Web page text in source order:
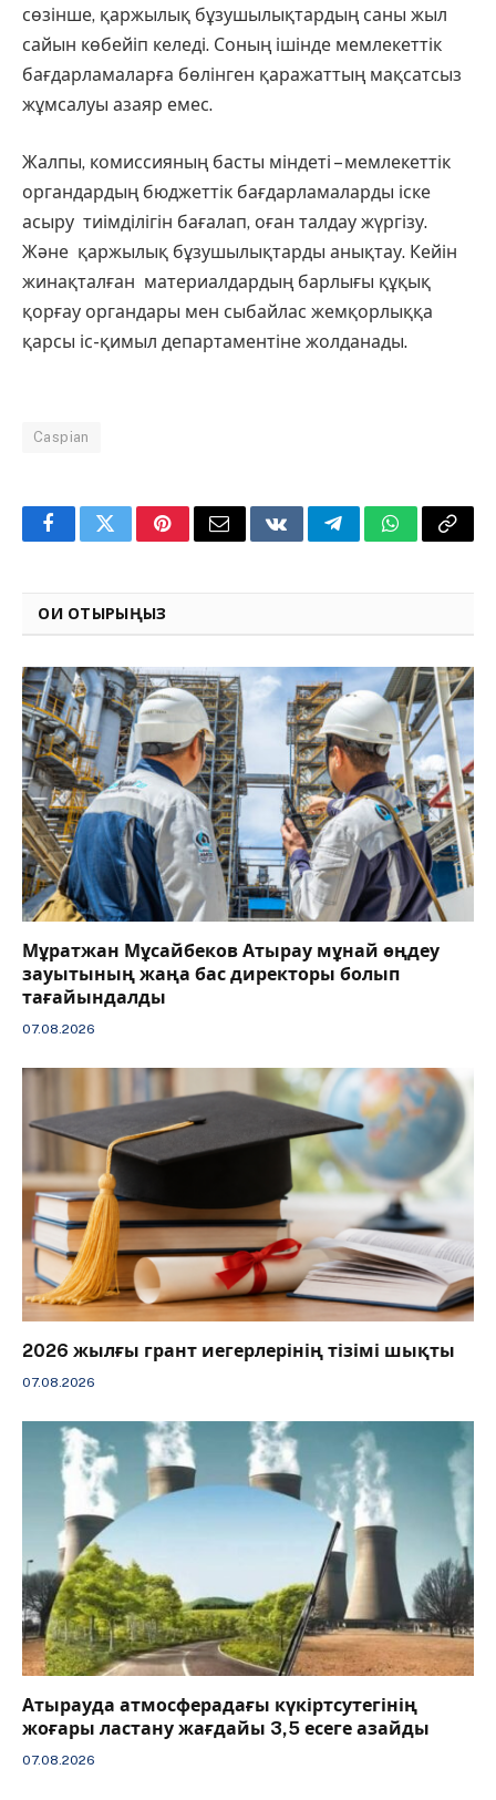
сөзінше, қаржылық бұзушылықтардың саны жыл
сайын көбейіп келеді. Соның ішінде мемлекеттік
бағдарламаларға бөлінген қаражаттың мақсатсыз
жұмсалуы азаяр емес.
Жалпы, комиссияның басты міндеті – мемлекеттік
органдардың бюджеттік бағдарламаларды іске
асыру тиімділігін бағалап, оған талдау жүргізу.
Және қаржылық бұзушылықтарды анықтау. Кейін
жинақталған материалдардың барлығы құқық
қорғау органдары мен сыбайлас жемқорлыққа
қарсы іс-қимыл департаментіне жолданады.
Caspian
FacebookTwitterPinterestEmail VKontakteTelegramWhatsApp
Copy
ОҚИ ОТЫРЫҢЫЗ
Мұратжан Мұсайбеков Атырау мұнай өңдеу
зауытының жаңа бас директоры болып
тағайындалды
07.08.2026
2026 жылғы грант иегерлерінің тізімі шықты
07.08.2026
Атырауда атмосферадағы күкіртсутегінің
жоғары ластану жағдайы 3,5 есеге азайды
07.08.2026